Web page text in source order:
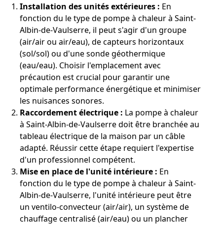
Installation des unités extérieures : En
fonction du le type de pompe à chaleur à Saint-
Albin-de-Vaulserre, il peut s'agir d'un groupe
(air/air ou air/eau), de capteurs horizontaux
(sol/sol) ou d'une sonde géothermique
(eau/eau). Choisir l'emplacement avec
précaution est crucial pour garantir une
optimale performance énergétique et minimiser
les nuisances sonores.
Raccordement électrique : La pompe à chaleur
à Saint-Albin-de-Vaulserre doit être branchée au
tableau électrique de la maison par un câble
adapté. Réussir cette étape requiert l'expertise
d'un professionnel compétent.
Mise en place de l'unité intérieure : En
fonction du le type de pompe à chaleur à Saint-
Albin-de-Vaulserre, l'unité intérieure peut être
un ventilo-convecteur (air/air), un système de
chauffage centralisé (air/eau) ou un plancher